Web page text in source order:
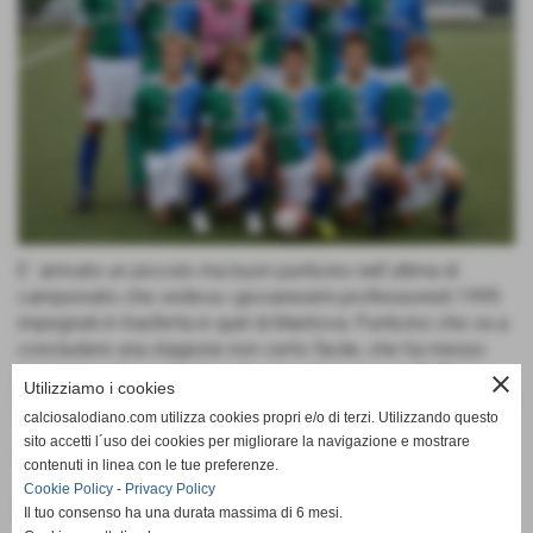
E´ arrivato un piccolo ma buon punticino nell´ultima di
campionato che vedeva i giovanissimi professionisti 1999
impegnati in trasferta in quel di Mantova. Punticino che va a
concludere una stagione non certo facile, che ha messo
finale di campionato. La gara si è conclusa con il risultato di
1-1 e la rete del pareggio è stata siglata proprio allo
scadere dal "solito" Kevin Ndoj.
Fonte:Calcio Salodiano
close
Utilizziamo i cookies
calciosalodiano.com utilizza cookies propri e/o di terzi. Utilizzando questo
sito accetti l´uso dei cookies per migliorare la navigazione e mostrare
contenuti in linea con le tue preferenze.
Cookie Policy - Privacy Policy
Il tuo consenso ha una durata massima di 6 mesi.